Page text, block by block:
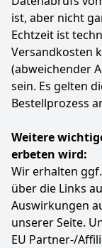
ist, aber nicht
Echtzeit ist
Versandkosten
(abweichender
sein. Es gelten
Bestellprozess
Weitere
erbeten wird:
Wir erhalten
über die Links
Auswirkungen
unserer Seite.
EU Partner-/